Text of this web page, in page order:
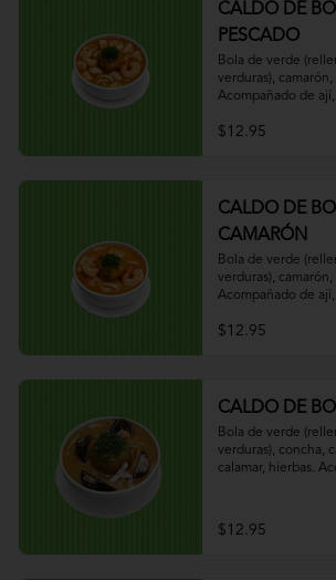
CALDO DE
PESCADO
Bola de verde
verduras),
Acompañado de
$12.95
CALDO DE
CAMARÓN
Bola de verde
verduras), camarón,
Acompañado de
$12.95
CALDO DE
Bola de verde
verduras), concha,
calamar, hierbas.
$12.95